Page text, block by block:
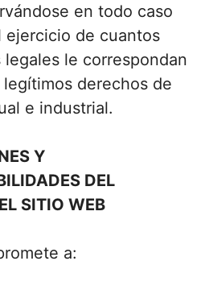
en todo caso
ejercicio de cuantos
le correspondan
derechos de
e industrial.
Y
DEL
SITIO WEB
a: